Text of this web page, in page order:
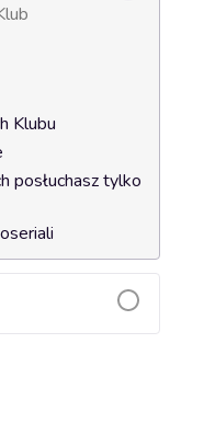
Klubu
posłuchasz tylko